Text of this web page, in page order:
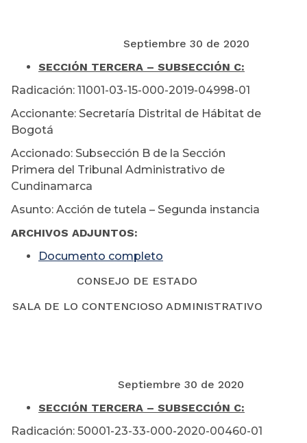
Septiembre 30 de 2020
SECCIÓN TERCERA – SUBSECCIÓN C:
Radicación: 11001-03-15-000-2019-04998-01
Accionante: Secretaría Distrital de Hábitat de
Bogotá
Accionado: Subsección B de la Sección
Primera del Tribunal Administrativo de
Cundinamarca
Asunto: Acción de tutela – Segunda instancia
ARCHIVOS ADJUNTOS:
Documento completo
CONSEJO DE ESTADO
SALA DE LO CONTENCIOSO ADMINISTRATIVO
Septiembre 30 de 2020
SECCIÓN TERCERA – SUBSECCIÓN C:
Radicación: 50001-23-33-000-2020-00460-01